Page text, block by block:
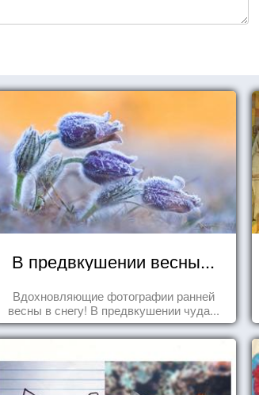
В предвкушении весны...
Вдохновляющие фотографии ранней
весны в снегу! В предвкушении чуда...